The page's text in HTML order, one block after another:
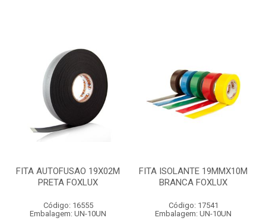
FITA AUTOFUSAO 19X02M
PRETA FOXLUX
Código: 16555
Embalagem: UN-10UN
FITA ISOLANTE 19MMX10M
BRANCA FOXLUX
Código: 17541
Embalagem: UN-10UN